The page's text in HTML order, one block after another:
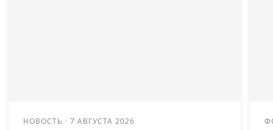
НОВОСТЬ ·7 АВГУСТА 2026